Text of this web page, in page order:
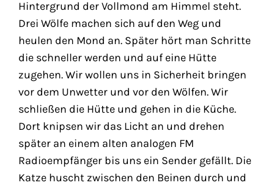
Hintergrund der Vollmond am Himmel steht.
Drei Wölfe machen sich auf den Weg und
heulen den Mond an. Später hört man Schritte
die schneller werden und auf eine Hütte
zugehen. Wir wollen uns in Sicherheit bringen
vor dem Unwetter und vor den Wölfen. Wir
schließen die Hütte und gehen in die Küche.
Dort knipsen wir das Licht an und drehen
später an einem alten analogen FM
Radioempfänger bis uns ein Sender gefällt. Die
Katze huscht zwischen den Beinen durch und